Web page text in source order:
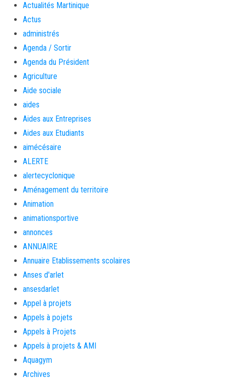
Actualités Martinique
Actus
administrés
Agenda / Sortir
Agenda du Président
Agriculture
Aide sociale
aides
Aides aux Entreprises
Aides aux Etudiants
aimécésaire
ALERTE
alertecyclonique
Aménagement du territoire
Animation
animationsportive
annonces
ANNUAIRE
Annuaire Etablissements scolaires
Anses d'arlet
ansesdarlet
Appel à projets
Appels à pojets
Appels à Projets
Appels à projets & AMI
Aquagym
Archives